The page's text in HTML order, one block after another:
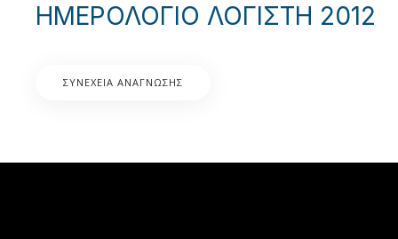
ΗΜΕΡΟΛΟΓΙΟ ΛΟΓΙΣΤΗ 2012
ΣΥΝΈΧΕΙΑ ΑΝΆΓΝΩΣΗΣ